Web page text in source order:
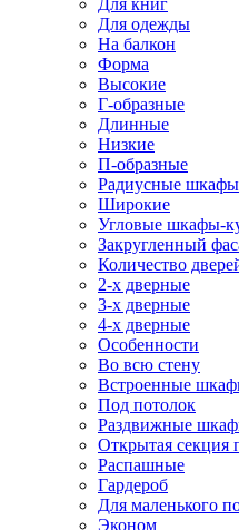
Для книг
Для одежды
На балкон
Форма
Высокие
Г-образные
Длинные
Низкие
П-образные
Радиусные
Широкие
Угловые шкафы-
Закругленный
Количество
2-х дверные
3-х дверные
4-х дверные
Особенности
Во всю стену
Встроенные
Под потолок
Раздвижные
Открытая секция
Распашные
Гардероб
Для маленького
Эконом